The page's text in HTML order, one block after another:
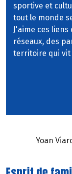
sportive et
tout le monde
J'aime ces
réseaux, des
territoire qui vit
Yoan